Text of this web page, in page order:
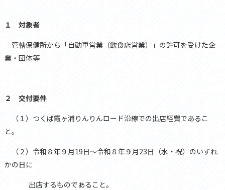
１ 対象者
管轄保健所から「自動車営業（飲食店営業）」の許可を受けた企
業・団体等
２ 交付要件
（１）つくば霞ヶ浦りんりんロード沿線での出店経費であるこ
と。
（２）令和８年９月19日～令和８年９月23日（水・祝）のいずれ
かの日に
出店するものであること。